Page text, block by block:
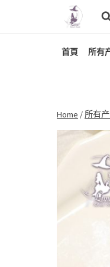
首頁 所有
Home / 所有